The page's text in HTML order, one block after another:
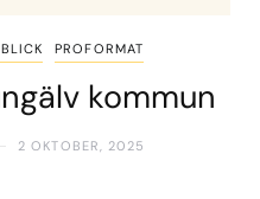
PROFORMAT
kommun
2 OKTOBER, 2025